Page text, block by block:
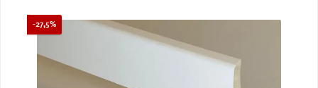
-27,5%Rabatt